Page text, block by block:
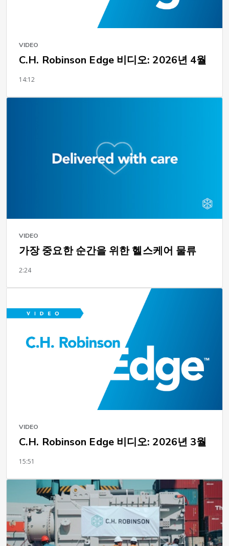
VIDEO
C.H. Robinson Edge 비디오: 2026년 4월
14:12
VIDEO
가장 중요한 순간을 위한 헬스케어 물류
2:24
VIDEO
C.H. Robinson Edge 비디오: 2026년 3월
15:51